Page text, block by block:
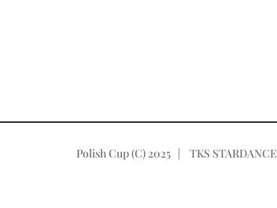
Polish Cup (C) 2025 | TKS STARDANCE